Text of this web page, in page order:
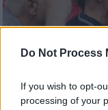
Do Not Process
If you wish to opt-
processing of your